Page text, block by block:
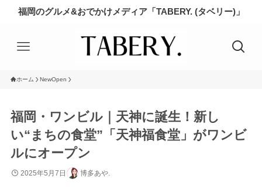
福岡のグルメ&おでかけメディア「TABERY. (タベリー)」
ホーム NewOpen
福岡・ワンビル｜天神に誕生！新し
い“まちの食堂”「天神福食堂」がワンビ
ルにオープン
2025年5月7日 博多あや.